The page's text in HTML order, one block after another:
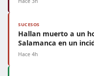
SUCESOS
Hallan muerto a un
Salamanca en un
Hace 4h